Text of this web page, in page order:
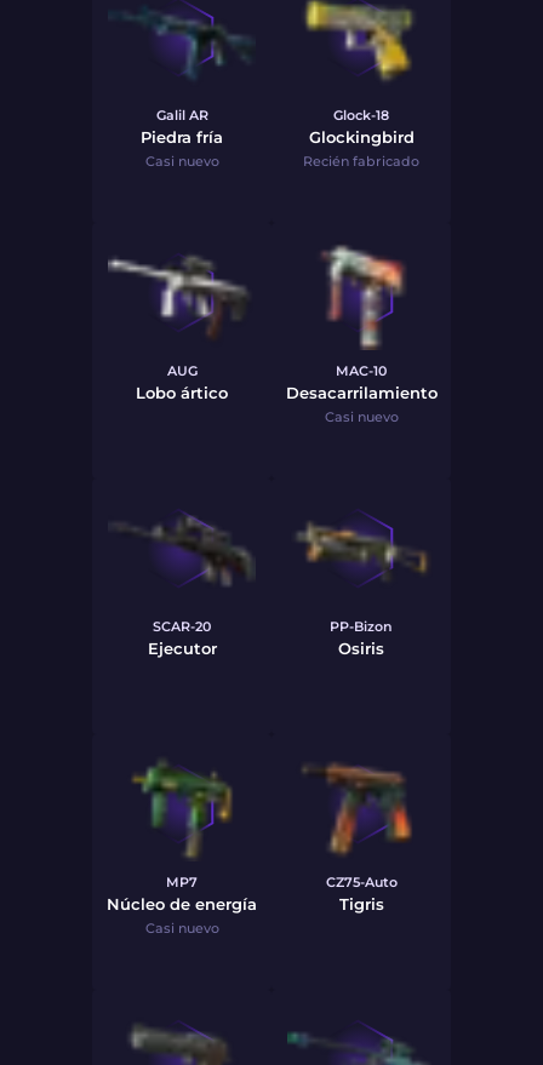
Galil AR
Piedra fría
Casi nuevo
Glock-18
Glockingbird
Recién fabricado
AUG
Lobo ártico
MAC-10
Desacarrilamiento
Casi nuevo
SCAR-20
Ejecutor
PP-Bizon
Osiris
MP7
Núcleo de energía
Casi nuevo
CZ75-Auto
Tigris